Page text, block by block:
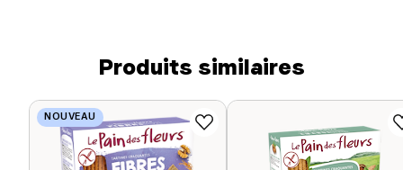
Produits similaires
NOUVEAU